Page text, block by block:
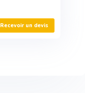
Recevoir un devis